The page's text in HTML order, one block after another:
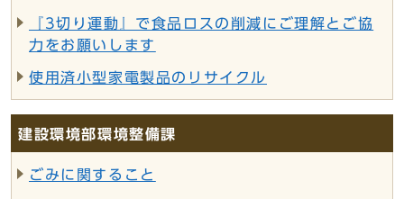
『3切り運動』で食品ロスの削減にご理解とご協
力をお願いします
使用済小型家電製品のリサイクル
建設環境部環境整備課
ごみに関すること